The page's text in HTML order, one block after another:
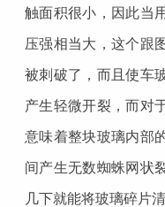
触面积很小，因此当
压强相当大，这个跟
被刺破了，而且使车
产生轻微开裂，而对
意味着整块玻璃内部
间产生无数蜘蛛网状
几下就能将玻璃碎片清